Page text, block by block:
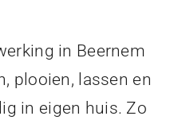
in Beernem
plooien, lassen en
in eigen huis. Zo